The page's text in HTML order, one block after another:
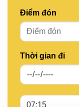
Điểm đón
Thời gian đi